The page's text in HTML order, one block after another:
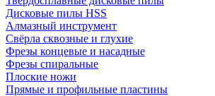
Дисковые пилы HSS
Алмазный инструмент
Свёрла сквозные и глухие
Фрезы концевые и насадные
Фрезы спиральные
Плоские ножи
Прямые и профильные пластины